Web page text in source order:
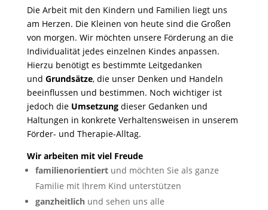
Die Arbeit mit den Kindern und Familien liegt uns
am Herzen. Die Kleinen von heute sind die Großen
von morgen. Wir möchten unsere Förderung an die
Individualität jedes einzelnen Kindes anpassen.
Hierzu benötigt es bestimmte Leitgedanken
und Grundsätze, die unser Denken und Handeln
beeinflussen und bestimmen. Noch wichtiger ist
jedoch die Umsetzung dieser Gedanken und
Haltungen in konkrete Verhaltensweisen in unserem
Förder- und Therapie-Alltag.
Wir arbeiten mit viel Freude
familienorientiert und möchten Sie als ganze
Familie mit Ihrem Kind unterstützen
ganzheitlich und sehen uns alle